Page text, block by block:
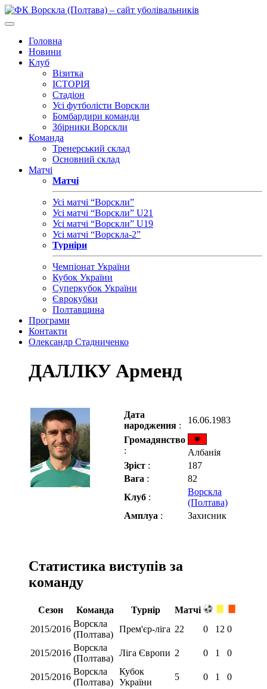
Головна
Новини
Клуб
Візитка
ІСТОРІЯ
Стадіон
Усі футболісти Ворскли
Бомбардири команди
Збірники Ворскли
Команда
Тренерський склад
Основний склад
Матчі
Матчі
Усі матчі “Ворскли”
Усі матчі “Ворскли” U21
Усі матчі “Ворскли” U19
Усі матчі “Ворскла-2”
Турніри
Чемпіонат України
Кубок України
Суперкубок України
Єврокубки
Полтавщина
Програми
Контакти
Олександр Стадниченко
ДАЛЛКУ Арменд
Дата
народження :
16.06.1983
Громадянство
:
Албанія
Зріст :
187
Вага :
82
Клуб :
Ворскла
(Полтава)
Амплуа : Захисник
Статистика виступів за
команду
Сезон Команда Турнір
Матчі
2015/2016
Ворскла
(Полтава)
Прем'єр-ліга 22 0 12 0
2015/2016
Ворскла
(Полтава)
Ліга Європи 2 0 1 0
2015/2016
Ворскла
(Полтава)
Кубок
України
5 0 1 0